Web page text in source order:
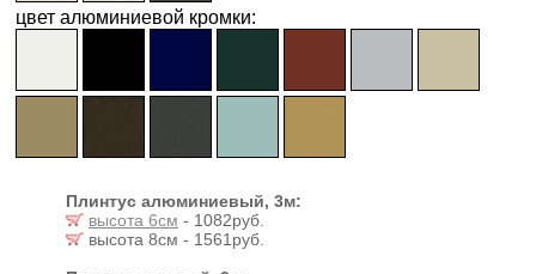
цвет алюминиевой кромки:
Плинтус алюминиевый, 3м:
высота 6см - 1082руб.
высота 8см - 1561руб.